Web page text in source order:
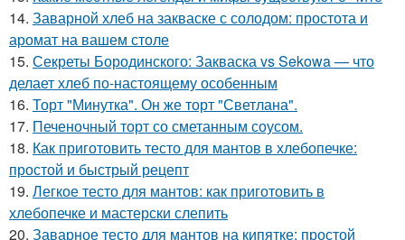
14. Заварной хлеб на закваске с солодом: простота и
аромат на вашем столе
15. Секреты Бородинского: Закваска vs Sekowa — что
делает хлеб по-настоящему особенным
16. Торт "Минутка". Он же торт "Светлана".
17. Печеночный торт со сметанным соусом.
18. Как приготовить тесто для мантов в хлебопечке:
простой и быстрый рецепт
19. Легкое тесто для мантов: как приготовить в
хлебопечке и мастерски слепить
20. Заварное тесто для мантов на кипятке: простой